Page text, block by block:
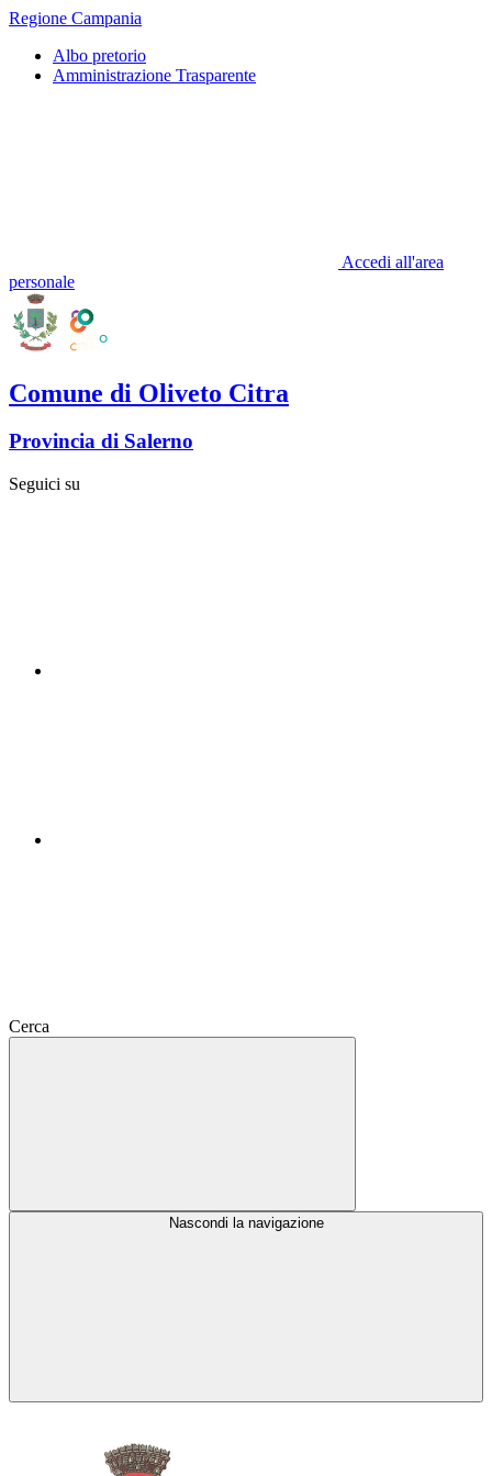
Regione Campania
Albo pretorio
Amministrazione Trasparente
Accedi all'area
personale
Comune di Oliveto Citra
Provincia di Salerno
Seguici su
Cerca
Nascondi la navigazione